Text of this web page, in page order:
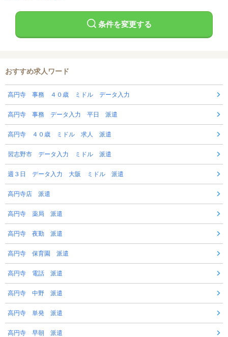
条件を変更する
おすすめ求人ワード
高円寺 事務 ４０歳 ミドル データ入力
高円寺 事務 データ入力 平日 派遣
高円寺 ４０歳 ミドル 求人 派遣
習志野市 データ入力 ミドル 派遣
週３日 データ入力 大阪 ミドル 派遣
高円寺店 派遣
高円寺 薬局 派遣
高円寺 夜勤 派遣
高円寺 保育園 派遣
高円寺 電話 派遣
高円寺 中野 派遣
高円寺 単発 派遣
高円寺 早朝 派遣